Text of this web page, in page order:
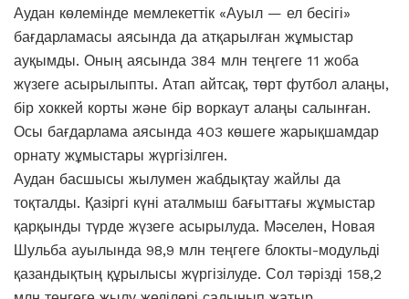
Аудан көлемінде мемлекеттік «Ауыл — ел бесігі»
бағдарламасы аясында да атқарылған жұмыстар
ауқымды. Оның аясында 384 млн теңгеге 11 жоба
жүзеге асырылыпты. Атап айтсақ, төрт футбол алаңы,
бір хоккей корты және бір воркаут алаңы салынған.
Осы бағдарлама аясында 403 көшеге жарықшамдар
орнату жұмыстары жүргізілген.
Аудан басшысы жылумен жабдықтау жайлы да
тоқталды. Қазіргі күні аталмыш бағыттағы жұмыстар
қарқынды түрде жүзеге асырылуда. Мәселен, Новая
Шульба ауылында 98,9 млн теңгеге блокты-модульді
қазандықтың құрылысы жүргізілуде. Сол тәрізді 158,2